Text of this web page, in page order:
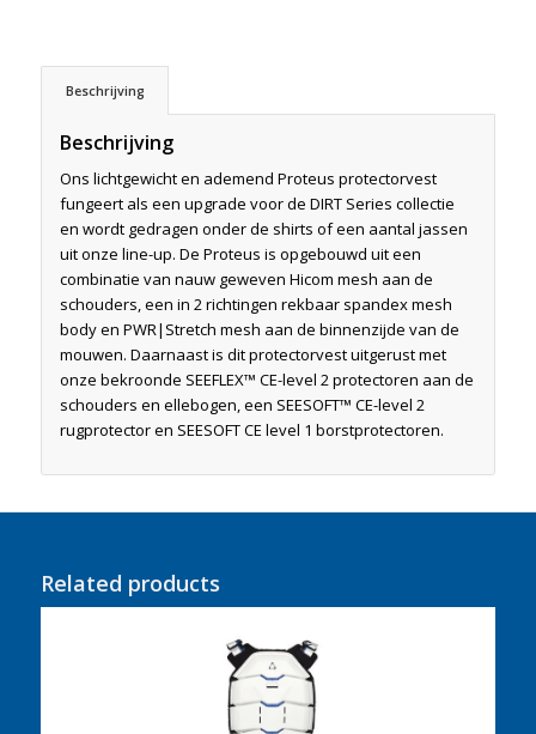
Beschrijving
Beschrijving
Ons lichtgewicht en ademend Proteus protectorvest
fungeert als een upgrade voor de DIRT Series collectie
en wordt gedragen onder de shirts of een aantal jassen
uit onze line-up. De Proteus is opgebouwd uit een
combinatie van nauw geweven Hicom mesh aan de
schouders, een in 2 richtingen rekbaar spandex mesh
body en PWR|Stretch mesh aan de binnenzijde van de
mouwen. Daarnaast is dit protectorvest uitgerust met
onze bekroonde SEEFLEX™ CE-level 2 protectoren aan de
schouders en ellebogen, een SEESOFT™ CE-level 2
rugprotector en SEESOFT CE level 1 borstprotectoren.
Related products